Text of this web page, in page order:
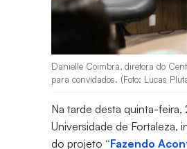
Danielle Coimbra, diretora do
para convidados. (Foto: Lucas
Na tarde desta quinta-feira,
Universidade de Fortaleza,
do projeto “Fazendo